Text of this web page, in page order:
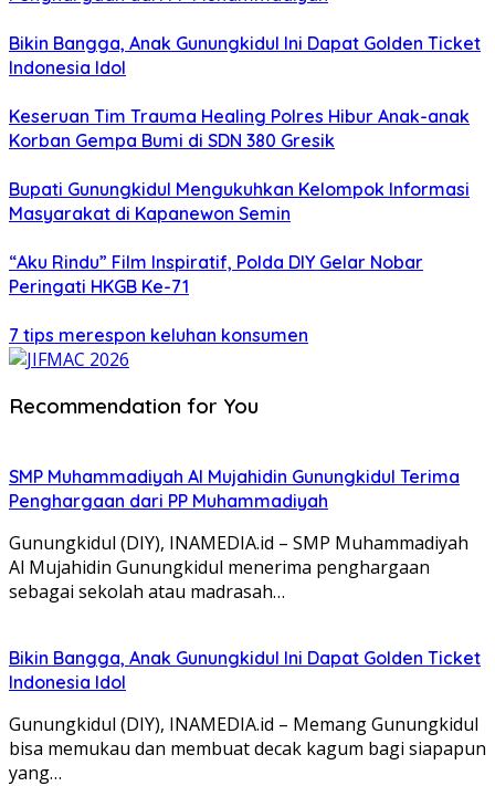
Bikin Bangga, Anak Gunungkidul Ini Dapat Golden Ticket
Indonesia Idol
Keseruan Tim Trauma Healing Polres Hibur Anak-anak
Korban Gempa Bumi di SDN 380 Gresik
Bupati Gunungkidul Mengukuhkan Kelompok Informasi
Masyarakat di Kapanewon Semin
“Aku Rindu” Film Inspiratif, Polda DIY Gelar Nobar
Peringati HKGB Ke-71
7 tips merespon keluhan konsumen
Recommendation for You
SMP Muhammadiyah Al Mujahidin Gunungkidul Terima
Penghargaan dari PP Muhammadiyah
Gunungkidul (DIY), INAMEDIA.id – SMP Muhammadiyah
Al Mujahidin Gunungkidul menerima penghargaan
sebagai sekolah atau madrasah…
Bikin Bangga, Anak Gunungkidul Ini Dapat Golden Ticket
Indonesia Idol
Gunungkidul (DIY), INAMEDIA.id – Memang Gunungkidul
bisa memukau dan membuat decak kagum bagi siapapun
yang…